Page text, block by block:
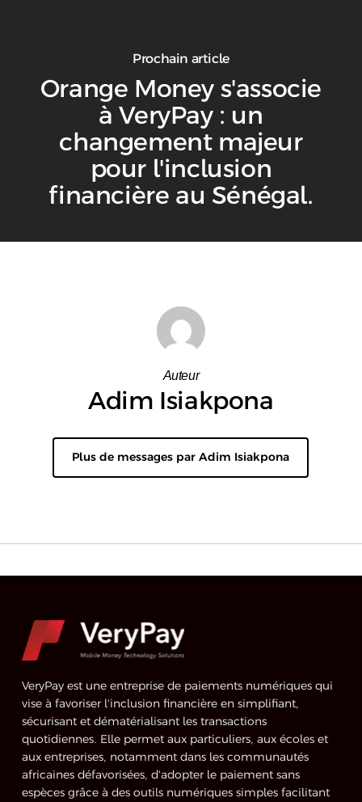
Prochain article
Orange Money s'associe
à VeryPay : un
changement majeur
pour l'inclusion
financière au Sénégal.
Auteur
Adim Isiakpona
Plus de messages par Adim Isiakpona
VeryPay est une entreprise de paiements numériques qui
vise à favoriser l'inclusion financière en simplifiant,
sécurisant et dématérialisant les transactions
quotidiennes. Elle permet aux particuliers, aux écoles et
aux entreprises, notamment dans les communautés
africaines défavorisées, d'adopter le paiement sans
espèces grâce à des outils numériques simples facilitant